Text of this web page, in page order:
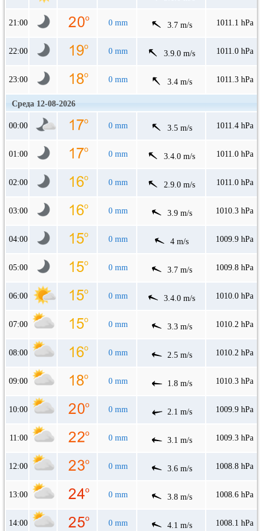
21:00 0 mm 3.7 m/s 1011.1 hPa
22:00 0 mm 3.9.0 m/s 1011.0 hPa
23:00 0 mm 3.4 m/s 1011.3 hPa
Среда 12-08-2026
00:00 0 mm 3.5 m/s 1011.4 hPa
01:00 0 mm 3.4.0 m/s 1011.0 hPa
02:00 0 mm 2.9.0 m/s 1011.0 hPa
03:00 0 mm 3.9 m/s 1010.3 hPa
04:00 0 mm 4 m/s 1009.9 hPa
05:00 0 mm 3.7 m/s 1009.8 hPa
06:00 0 mm 3.4.0 m/s 1010.0 hPa
07:00 0 mm 3.3 m/s 1010.2 hPa
08:00 0 mm 2.5 m/s 1010.2 hPa
09:00 0 mm 1.8 m/s 1010.3 hPa
10:00 0 mm 2.1 m/s 1009.9 hPa
11:00 0 mm 3.1 m/s 1009.3 hPa
12:00 0 mm 3.6 m/s 1008.8 hPa
13:00 0 mm 3.8 m/s 1008.6 hPa
14:00 0 mm 4.1 m/s 1008.1 hPa